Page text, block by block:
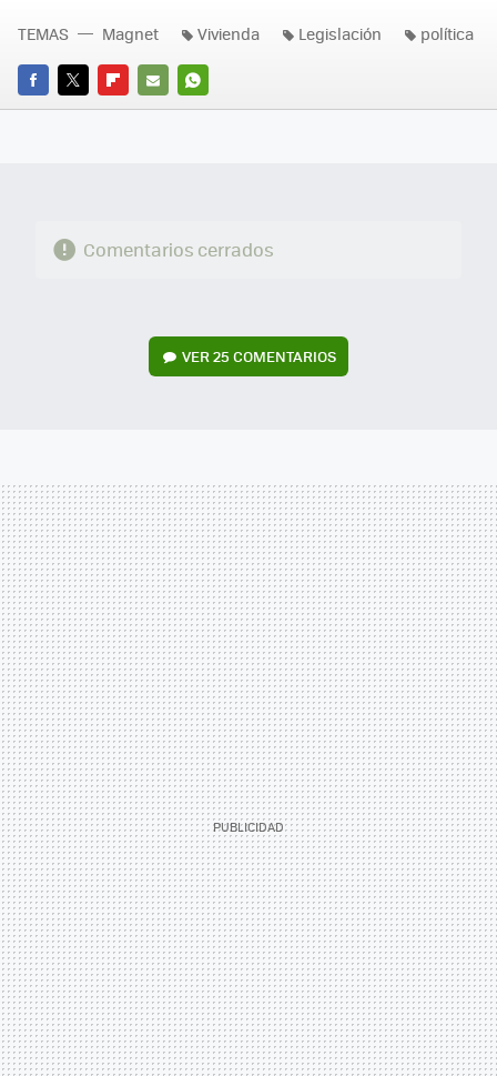
FACEBOOK
TWITTERFLIPBOARD
E-
WHATSAPP
TEMAS Magnet Vivienda Legislación política
Comentarios cerrados
VER25 COMENTARIOS